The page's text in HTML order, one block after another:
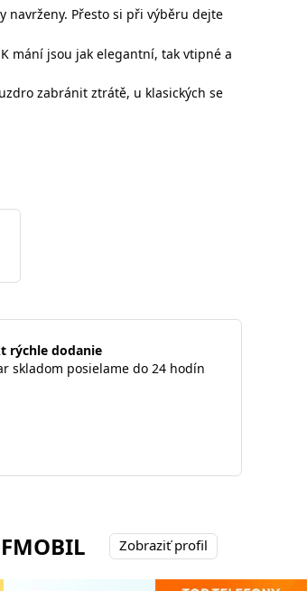
navrženy. Přesto si při výběru dejte
mání jsou jak elegantní, tak vtipné a
zabránit ztrátě, u klasických se
rýchle dodanie
skladom posielame do 24 hodín
Zobraziť profil